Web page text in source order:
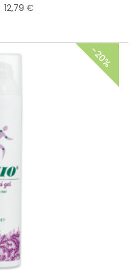
12,79 €
−20%